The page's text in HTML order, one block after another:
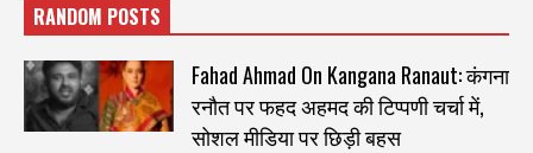
RANDOM POSTS
Fahad Ahmad On Kangana Ranaut: कंगना
रनौत पर फहद अहमद की टिप्पणी चर्चा में,
सोशल मीडिया पर छिड़ी बहस